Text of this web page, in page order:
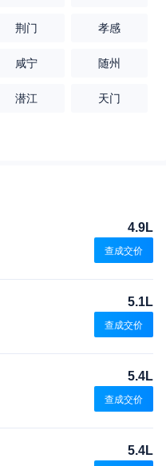
荆门 孝感
咸宁 随州
潜江 天门
4.9L
查成交价
5.1L
查成交价
5.4L
查成交价
5.4L